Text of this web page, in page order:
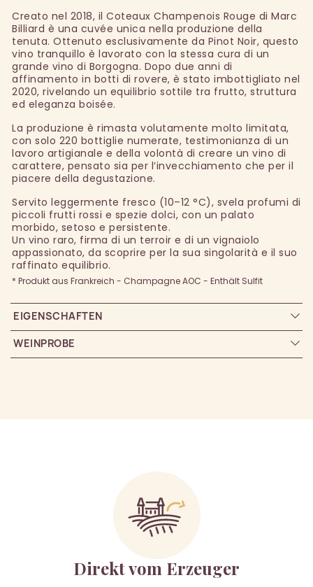
Creato nel 2018, il Coteaux Champenois Rouge di Marc
Billiard è una cuvée unica nella produzione della
tenuta. Ottenuto esclusivamente da Pinot Noir, questo
vino tranquillo è lavorato con la stessa cura di un
grande vino di Borgogna. Dopo due anni di
affinamento in botti di rovere, è stato imbottigliato nel
2020, rivelando un equilibrio sottile tra frutto, struttura
ed eleganza boisée.
La produzione è rimasta volutamente molto limitata,
con solo 220 bottiglie numerate, testimonianza di un
lavoro artigianale e della volontà di creare un vino di
carattere, pensato sia per l’invecchiamento che per il
piacere della degustazione.
Servito leggermente fresco (10–12 °C), svela profumi di
piccoli frutti rossi e spezie dolci, con un palato
morbido, setoso e persistente.
Un vino raro, firma di un terroir e di un vignaiolo
appassionato, da scoprire per la sua singolarità e il suo
raffinato equilibrio.
* Produkt aus Frankreich - Champagne AOC - Enthält Sulfit
EIGENSCHAFTEN
WEINPROBE
Direkt vom Erzeuger